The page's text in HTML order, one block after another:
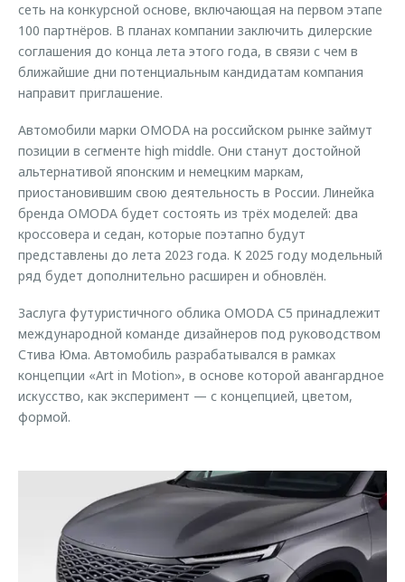
Страхование
Кредитный калькулятор
Оригинальные аксессуары
Запчасти
Трейд-ин
Калькулятор трейд-ин
Клиентская поддержка
O&J Автоклуб
Клуб владельцев OMODA
Аксессуары
Одежда и сувениры
Оригинальные аксессуары
Запчасти
Обратная связь
сеть на конкурсной основе, включающая на первом этапе
100 партнёров. В планах компании заключить дилерские
соглашения до конца лета этого года, в связи с чем в
ближайшие дни потенциальным кандидатам компания
направит приглашение.
Автомобили марки OMODA на российском рынке займут
позиции в сегменте high middle. Они станут достойной
альтернативой японским и немецким маркам,
приостановившим свою деятельность в России. Линейка
бренда OMODA будет состоять из трёх моделей: два
кроссовера и седан, которые поэтапно будут
представлены до лета 2023 года. К 2025 году модельный
ряд будет дополнительно расширен и обновлён.
Заслуга футуристичного облика OMODA С5 принадлежит
международной команде дизайнеров под руководством
Стива Юма. Автомобиль разрабатывался в рамках
концепции «Art in Motion», в основе которой авангардное
искусство, как эксперимент — с концепцией, цветом,
формой.